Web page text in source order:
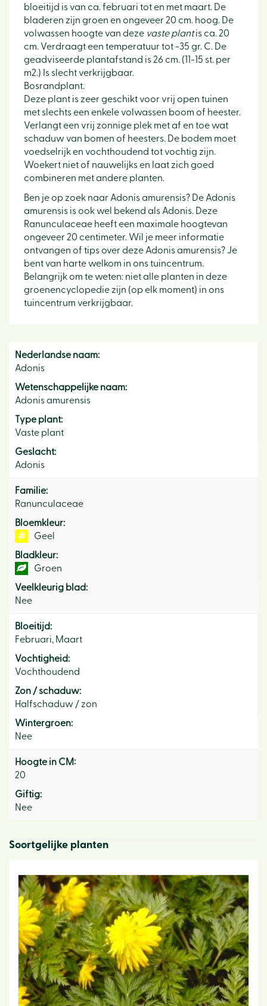
bloeitijd is van ca. februari tot en met maart. De
bladeren zijn groen en ongeveer 20 cm. hoog. De
volwassen hoogte van deze vaste plantis ca. 20
cm. Verdraagt een temperatuur tot -35 gr. C. De
geadviseerde plantafstand is 26 cm. (11-15 st. per
m2.) Is slecht verkrijgbaar.
Bosrandplant.
Deze plant is zeer geschikt voor vrij open tuinen
met slechts een enkele volwassen boom of heester.
Verlangt een vrij zonnige plek met af en toe wat
schaduw van bomen of heesters. De bodem moet
voedselrijk en vochthoudend tot vochtig zijn.
Woekert niet of nauwelijks en laat zich goed
combineren met andere planten.
Ben je op zoek naar Adonis amurensis? De Adonis
amurensis is ook wel bekend als Adonis. Deze
Ranunculaceae heeft een maximale hoogtevan
ongeveer 20 centimeter. Wil je meer informatie
ontvangen of tips over deze Adonis amurensis? Je
bent van harte welkom in ons tuincentrum.
Belangrijk om te weten: niet alle planten in deze
groenencyclopedie zijn (op elk moment) in ons
tuincentrum verkrijgbaar.
Nederlandse naam:
Adonis
Wetenschappelijke naam:
Adonis amurensis
Type plant:
Vaste plant
Geslacht:
Adonis
Familie:
Ranunculaceae
Bloemkleur:
Geel
Bladkleur:
Groen
Veelkleurig blad:
Nee
Bloeitijd:
Februari, Maart
Vochtigheid:
Vochthoudend
Zon / schaduw:
Halfschaduw / zon
Wintergroen:
Nee
Hoogte in CM:
20
Giftig:
Nee
Soortgelijke planten